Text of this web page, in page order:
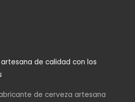
de calidad con los
de cerveza artesana